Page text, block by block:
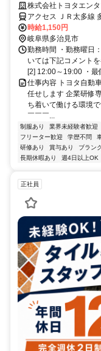
応◎未経験歓迎♪
株式会社トヨタエン
アクセス ＪＲ太多線
60分、ＪＲ中央本線
通勤OK
時給1,150円
岐阜県多治見市
勤務時間 ・勤務曜日
いては下記コメント
[2] 12:00～19:00 ・最
仕事内容 トヨタ自動
任せします 企業研修
ち着いて働ける環境
￣￣￣...
制服あり 業界未経験者歓迎
フリーター歓迎
学歴不問
研修あり
賞与あり ブラン
長期休暇あり
週4日以上OK
正社員